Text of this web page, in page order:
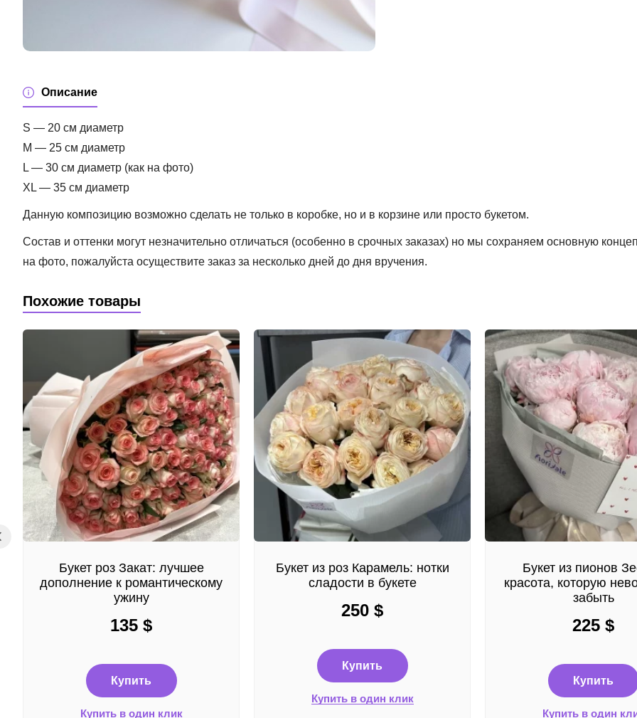
Описание
S — 20 см диаметр
M — 25 см диаметр
L — 30 см диаметр (как на фото)
XL — 35 см диаметр
Данную композицию возможно сделать не только в коробке, но и в корзине или просто букетом.
Состав и оттенки могут незначительно отличаться (особенно в срочных заказах) но мы сохраняем основную
на фото, пожалуйста осуществите заказ за несколько дней до дня вручения.
Похожие товары
Букет роз Закат: лучшее
дополнение к романтическому
ужину
135 $
Купить
Купить в один клик
Букет из роз Карамель: нотки
сладости в букете
250 $
Купить
Купить в один клик
Букет из пионов
красота, которую
забыть
225 $
Купить
Купить в один